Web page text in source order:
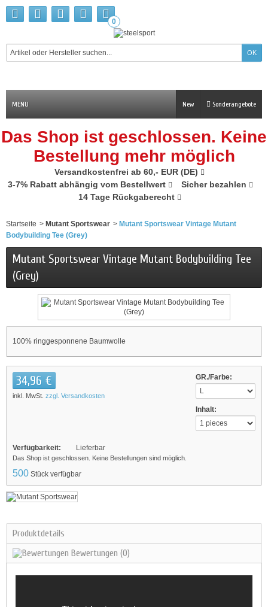
0
MENU Sonderangebote
New
Das Shop ist geschlossen. Keine
Bestellung mehr möglich
Versandkostenfrei ab 60,- EUR (DE)
3-7% Rabatt abhängig vom Bestellwert
Sicher bezahlen
14 Tage Rückgaberecht
Startseite > Mutant Sportswear > Mutant Sportswear Vintage Mutant
Bodybuilding Tee (Grey)
Mutant Sportswear Vintage Mutant Bodybuilding Tee
(Grey)
100% ringgesponnene Baumwolle
GR./Farbe:
Inhalt:
34,96 €
inkl. MwSt. zzgl. Versandkosten
Verfügbarkeit: Lieferbar
Das Shop ist geschlossen. Keine Bestellungen sind möglich.
500 Stück verfügbar
Produktdetails
Bewertungen (0)